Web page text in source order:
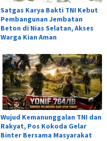
Satgas Karya Bakti TNI Kebut
Pembangunan Jembatan
Beton di Nias Selatan, Akses
Warga Kian Aman
Wujud Kemanunggalan TNI dan
Rakyat, Pos Kokoda Gelar
Binter Bersama Masyarakat